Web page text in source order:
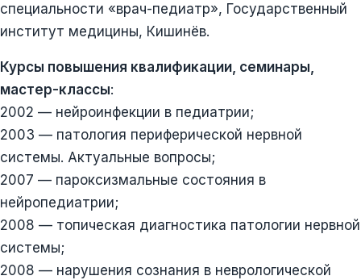
специальности «врач-педиатр», Государственный
институт медицины, Кишинёв.
Курсы повышения квалификации, семинары,
мастер-классы:
2002 — нейроинфекции в педиатрии;
2003 — патология периферической нервной
системы. Актуальные вопросы;
2007 — пароксизмальные состояния в
нейропедиатрии;
2008 — топическая диагностика патологии нервной
системы;
2008 — нарушения сознания в неврологической